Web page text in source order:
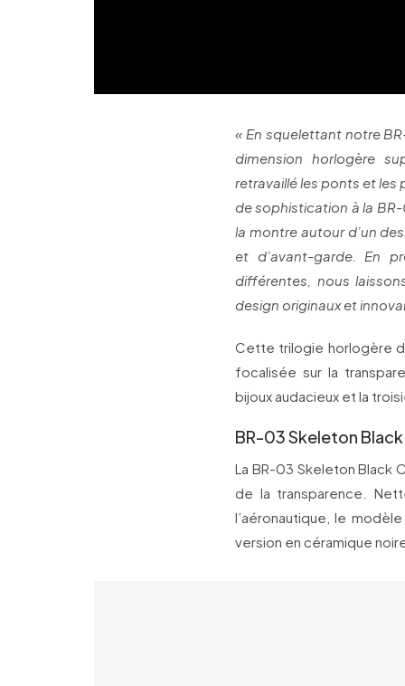
« En squelettant notre
dimension horlogère
retravaillé les ponts et
de sophistication à la
la montre autour d’un
et d’avant-garde. En
différentes, nous
design originaux et
Cette trilogie horlogère
focalisée sur la
bijoux audacieux et la
BR-03 Skeleton
La BR-03 Skeleton
de la transparence.
l’aéronautique, le
version en céramique